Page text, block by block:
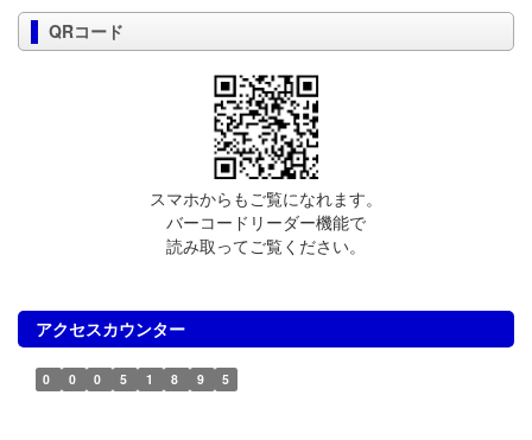
QRコード
スマホからもご覧になれます。
バーコードリーダー機能で
読み取ってご覧ください。
アクセスカウンター
0 0 0 5 1 8 9 5